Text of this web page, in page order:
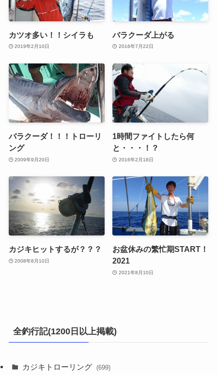
カツオ多い！！シイラも
2019年2月10日
バラクーダ上がる
2016年7月22日
バラクーダ！！！トローリ
ング
2009年9月20日
1時間ファイトしたら何
と・・・！？
2016年2月18日
カジキヒットするが？？？
2008年8月10日
お盆休みの繁忙期START！
2021
2021年8月10日
全釣行記(1200日以上掲載)
カジキトローリング (699)